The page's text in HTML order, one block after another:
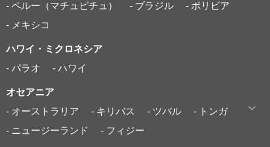
- ペルー（マチュピチュ）
- ブラジル
- ボリビア
- メキシコ
ハワイ・ミクロネシア
- パラオ
- ハワイ
オセアニア
- オーストラリア
- キリバス - ツバル
- トンガ
- ニュージーランド
- フィジー